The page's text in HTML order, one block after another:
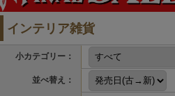
インテリア雑貨
小カテゴリー：
並べ替え：